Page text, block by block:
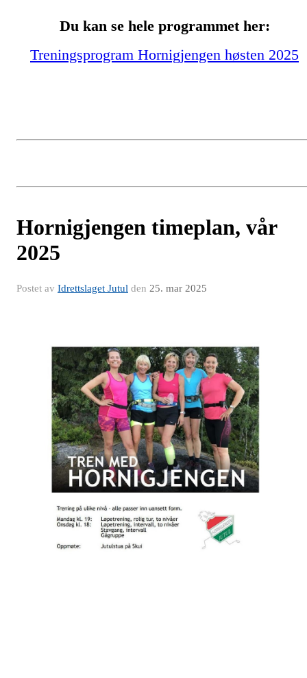
Du kan se hele programmet her:
Treningsprogram Hornigjengen høsten 2025
Hornigjengen timeplan, vår
2025
Postet av Idrettslaget Jutul den 25. mar 2025